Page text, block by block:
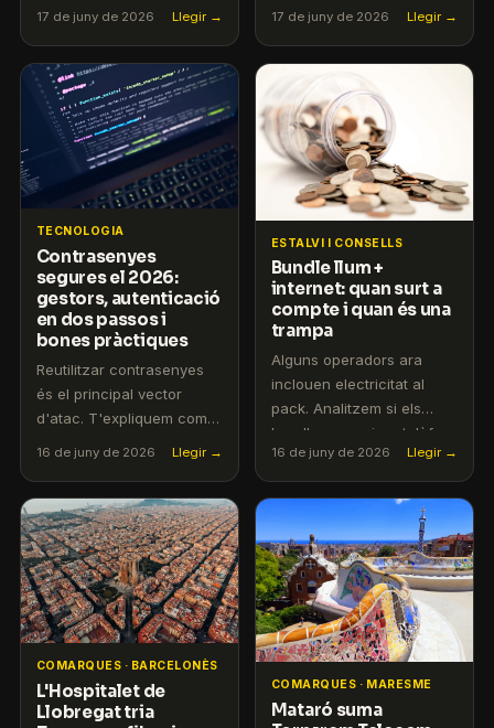
€/mes.
17 de juny de 2026 Llegir → 17 de juny de 2026 Llegir →
TECNOLOGIA
Contrasenyes
segures el 2026:
gestors, autenticació
en dos passos i
bones pràctiques
Reutilitzar contrasenyes
és el principal vector
d'atac. T'expliquem com
16 de juny de 2026 Llegir →
ESTALVI I CONSELLS
Bundle llum +
internet: quan surt a
compte i quan és una
trampa
Alguns operadors ara
inclouen electricitat al
pack. Analitzem si els
bundles energia + telèfon
realment estalvien o
compliquen la vida.
16 de juny de 2026 Llegir →
COMARQUES · BARCELONÈS
L'Hospitalet de
Llobregat tria
COMARQUES · MARESME
Mataró suma